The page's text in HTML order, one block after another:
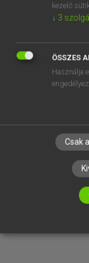
kezelő
↓ 3
ÖSSZES
Használja
Csak